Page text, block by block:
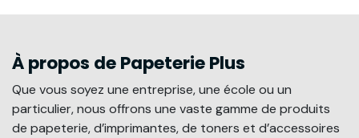
À propos de Papeterie Plus
Que vous soyez une entreprise, une école ou un
particulier, nous offrons une vaste gamme de produits
de papeterie, d’imprimantes, de toners et d’accessoires